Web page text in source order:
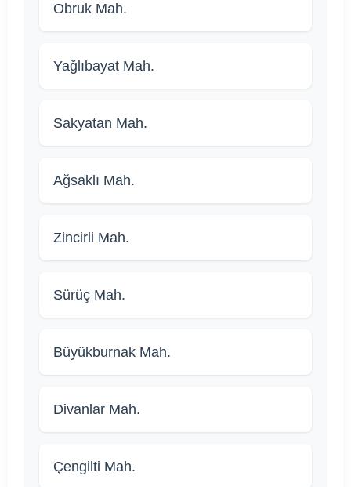
Obruk Mah.
Yağlıbayat Mah.
Sakyatan Mah.
Ağsaklı Mah.
Zincirli Mah.
Sürüç Mah.
Büyükburnak Mah.
Divanlar Mah.
Çengilti Mah.